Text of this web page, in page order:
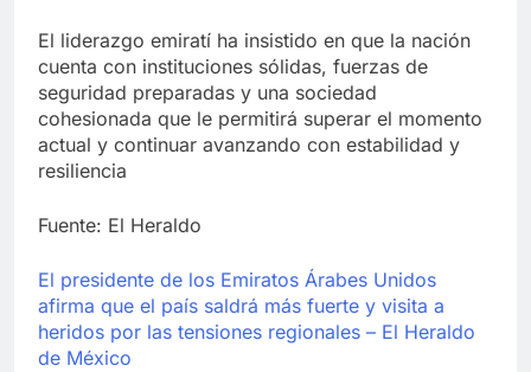
El liderazgo emiratí ha insistido en que la nación
cuenta con instituciones sólidas, fuerzas de
seguridad preparadas y una sociedad
cohesionada que le permitirá superar el momento
actual y continuar avanzando con estabilidad y
resiliencia
Fuente: El Heraldo
El presidente de los Emiratos Árabes Unidos
afirma que el país saldrá más fuerte y visita a
heridos por las tensiones regionales – El Heraldo
de México